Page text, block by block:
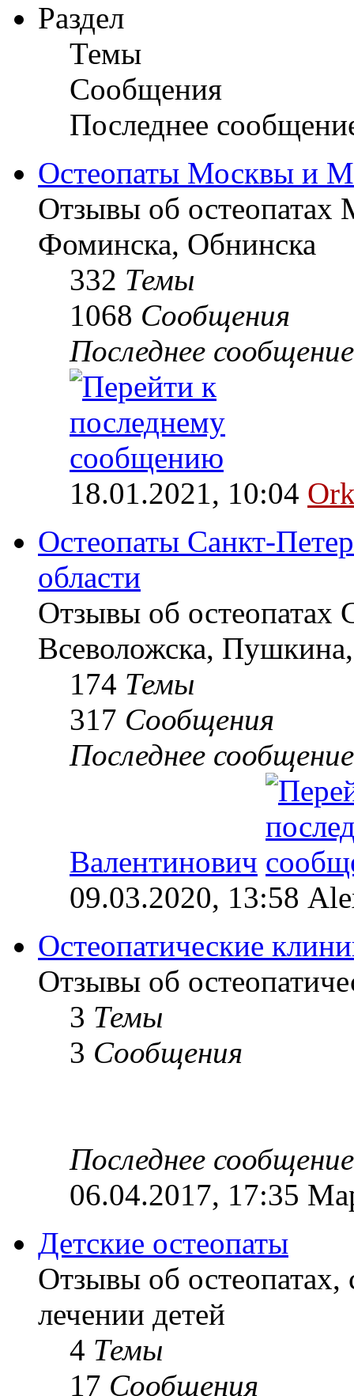
Раздел
Темы
Сообщения
Последнее
Остеопаты Москвы и
Отзывы об
Фоминска, Обнинска
332 Темы
1068 Сообщения
Последнее сообщение
18.01.2021, 10:04
Остеопаты Санкт-
области
Отзывы об остеопатах
Всеволожска,
174 Темы
317 Сообщения
Последнее сообщение
Валентинович
09.03.2020, 13:58
Остеопатические
Отзывы об
3 Темы
3 Сообщения
Последнее сообщение
06.04.2017, 17:35
Детские остеопаты
Отзывы об
лечении детей
4 Темы
17 Сообщения